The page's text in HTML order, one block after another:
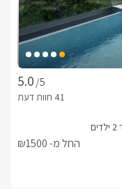
/5
החל מ- ₪1500